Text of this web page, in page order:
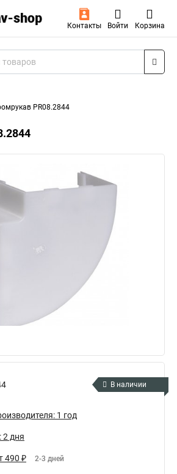
Контакты Войти Корзина
PR08.2844
В наличии
1 год
дня
490 ₽ 2-3 дней